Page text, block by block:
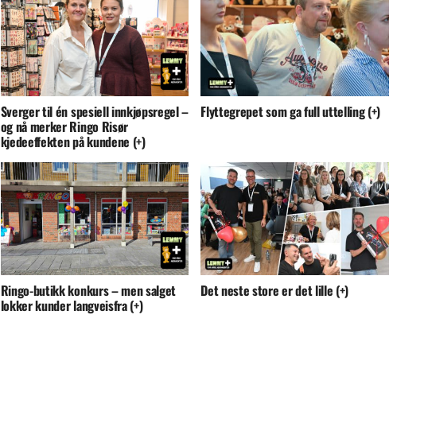
Sverger til én spesiell innkjøpsregel –
og nå merker Ringo Risør
kjedeeffekten på kundene (+)
Flyttegrepet som ga full uttelling (+)
Ringo-butikk konkurs – men salget
lokker kunder langveisfra (+)
Det neste store er det lille (+)